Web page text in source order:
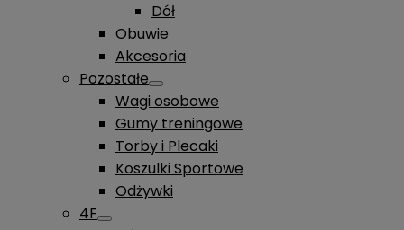
Dół
Obuwie
Akcesoria
Pozostałe
Wagi osobowe
Gumy treningowe
Torby i Plecaki
Koszulki Sportowe
Odżywki
4F